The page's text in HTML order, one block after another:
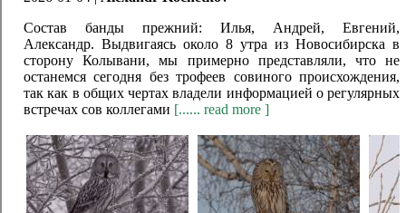
Состав банды прежний: Илья, Андрей, Евгений,
Александр. Выдвигаясь около 8 утра из Новосибирска в
сторону Колывани, мы примерно представляли, что не
останемся сегодня без трофеев совиного происхождения,
так как в общих чертах владели информацией о регулярных
встречах сов коллегами [...... read more ]